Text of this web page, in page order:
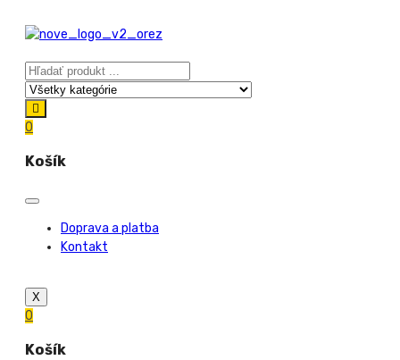
0
Košík
Doprava a platba
Kontakt
X
0
Košík